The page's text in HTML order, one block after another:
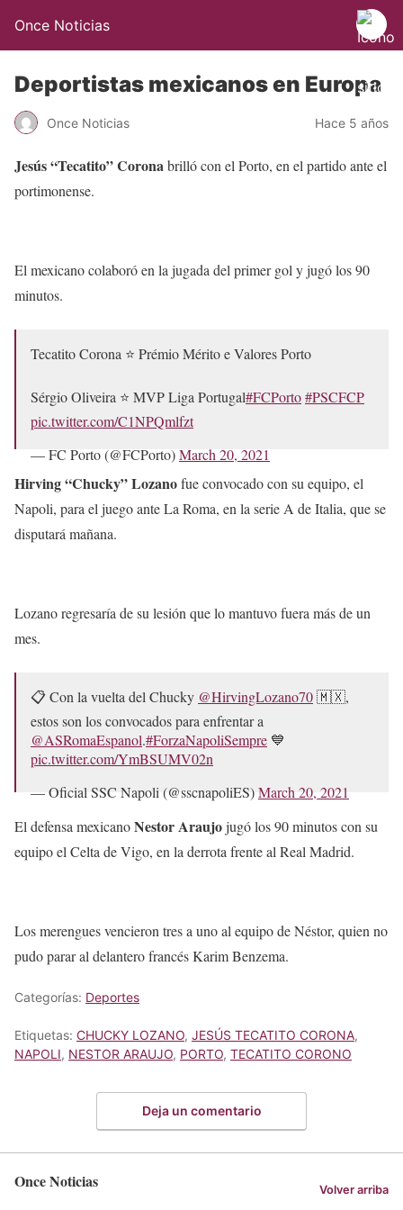
Once Noticias
Deportistas mexicanos en Europa
Once Noticias Hace 5 años
Jesús “Tecatito” Coronabrilló con el Porto, en el partido ante el
portimonense.
El mexicano colaboró en la jugada del primer gol y jugó los 90
minutos.
Tecatito Corona ⭐ Prémio Mérito e Valores Porto
Sérgio Oliveira ⭐ MVP Liga Portugal#FCPorto#PSCFCP
pic.twitter.com/C1NPQmlfzt
— FC Porto (@FCPorto)March 20, 2021
Hirving “Chucky” Lozanofue convocado con su equipo, el
Napoli, para el juego ante La Roma, en la serie A de Italia, que se
disputará mañana.
Lozano regresaría de su lesión que lo mantuvo fuera más de un
mes.
📋 Con la vuelta del Chucky @HirvingLozano70🇲🇽,
estos son los convocados para enfrentar a
@ASRomaEspanol.#ForzaNapoliSempre 💙
pic.twitter.com/YmBSUMV02n
— Oficial SSC Napoli (@sscnapoliES)March 20, 2021
El defensa mexicanoNestor Araujojugó los 90 minutos con su
equipo el Celta de Vigo, en la derrota frente al Real Madrid.
Los merengues vencieron tres a uno al equipo de Néstor, quien no
pudo parar al delantero francés Karim Benzema.
Categorías: Deportes
Etiquetas: CHUCKY LOZANO, JESÚS TECATITO CORONA,
NAPOLI, NESTOR ARAUJO, PORTO, TECATITO CORONO
Deja un comentario
Once Noticias Volver arriba